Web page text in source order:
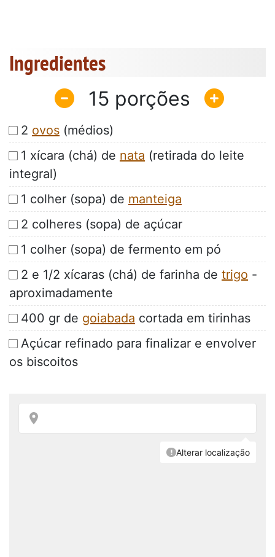
Ingredientes
15
2 ovos (médios)
1 xícara (chá) de nata (retirada do leite
integral)
1 colher (sopa) de manteiga
2 colheres (sopa) de açúcar
1 colher (sopa) de fermento em pó
2 e 1/2 xícaras (chá) de farinha de trigo -
aproximadamente
400 gr de goiabada cortada em tirinhas
Açúcar refinado para finalizar e envolver
os biscoitos